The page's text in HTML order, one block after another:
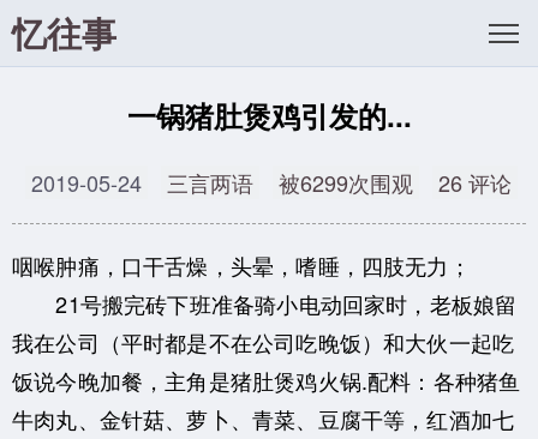
忆往事
一锅猪肚煲鸡引发的...
2019-05-24 三言两语 被6299次围观 26 评论
咽喉肿痛，口干舌燥，头晕，嗜睡，四肢无力；
21号搬完砖下班准备骑小电动回家时，老板娘留
我在公司（平时都是不在公司吃晚饭）和大伙一起吃
饭说今晚加餐，主角是猪肚煲鸡火锅.配料：各种猪鱼
牛肉丸、金针菇、萝卜、青菜、豆腐干等，红酒加七